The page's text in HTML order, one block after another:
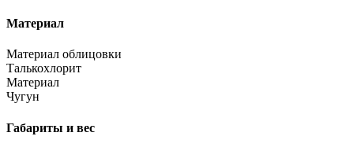
Материал
Материал облицовки
Талькохлорит
Материал
Чугун
Габариты и вес